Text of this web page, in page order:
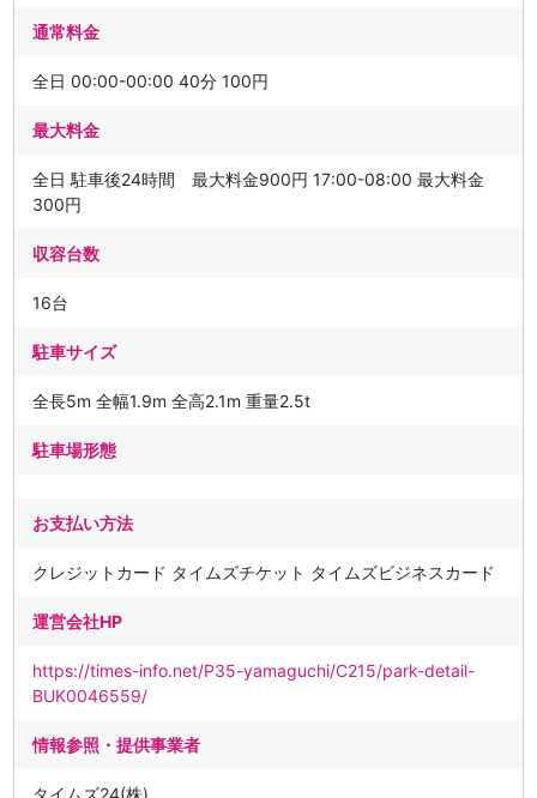
通常料金
全日 00:00-00:00 40分 100円
最大料金
全日 駐車後24時間 最大料金900円 17:00-08:00 最大料金
300円
収容台数
16台
駐車サイズ
全長5m 全幅1.9m 全高2.1m 重量2.5t
駐車場形態
お支払い方法
クレジットカード タイムズチケット タイムズビジネスカード
運営会社HP
https://times-info.net/P35-yamaguchi/C215/park-detail-
BUK0046559/
情報参照・提供事業者
タイムズ24(株)